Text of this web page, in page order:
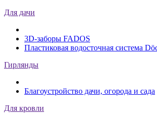
Для дачи
3D-заборы FADOS
Пластиковая водосточная система
Гирлянды
Благоустройство дачи, огорода и сада
Для кровли